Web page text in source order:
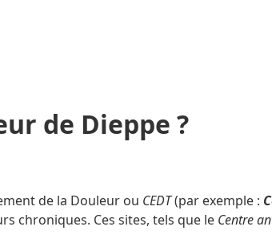
de Dieppe ?
de la Douleur ou CEDT(par exemple :
chroniques. Ces sites, tels que le Centre